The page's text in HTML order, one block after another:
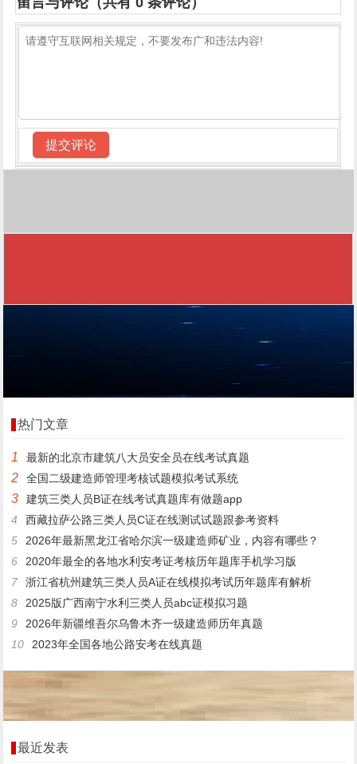
热门文章
1 最新的北京市建筑八大员安全员在线考试真题
2 全国二级建造师管理考核试题模拟考试系统
3
建筑三类人员B证在线考试真题库有做题app
4
西藏拉萨公路三类人员C证在线测试试题跟参考资料
5
2026年最新黑龙江省哈尔滨一级建造师矿业，内容有哪些？
6
2020年最全的各地水利安考证考核历年题库手机学习版
7
浙江省杭州建筑三类人员A证在线模拟考试历年题库有解析
8
2025版广西南宁水利三类人员abc证模拟习题
9
2026年新疆维吾尔乌鲁木齐一级建造师历年真题
10
2023年全国各地公路安考在线真题
最近发表